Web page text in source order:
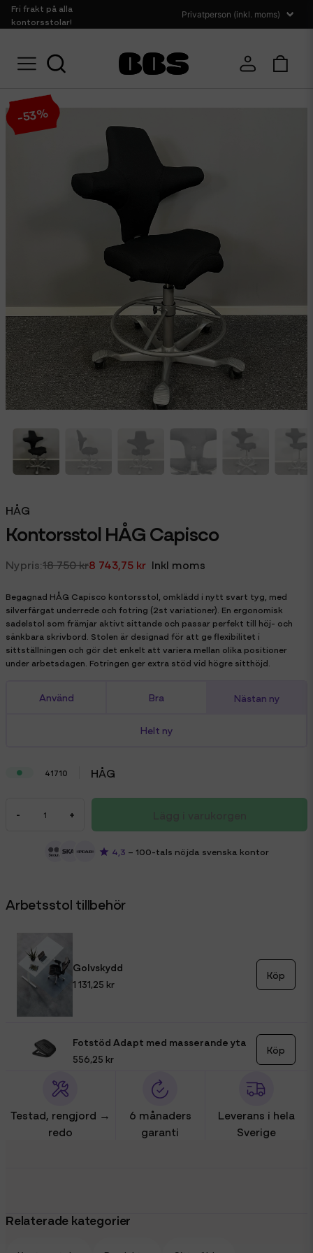
Fri frakt på alla
kontorsstolar!
Hem Sittmöbler Kontorsstolar Kontorsstol HÅG Capisco
-53%
HÅG
Kontorsstol HÅG Capisco
18 750 kr8 743,75 kr Inkl moms
Begagnad HÅG Capisco kontorsstol, omklädd i nytt svart tyg, med
silverfärgat underrede och fotring (2st variationer). En ergonomisk
sadelstol som främjar aktivt sittande och passar perfekt till höj- och
sänkbara skrivbord. Stolen är designad för att ge flexibilitet i
sittställningen och gör det enkelt att variera mellan olika positioner
under arbetsdagen. Fotringen ger extra stöd vid högre sitthöjd.
Använd Bra Nästan ny
Helt ny
41710 HÅG
- +
4,3 – 100-tals nöjda svenska kontor
Arbetsstol tillbehör
Golvskydd
1 131,25 kr
Köp
Fotstöd Adapt med masserande yta
556,25 kr
Köp
Testad, rengjord →
redo
6 månaders
garanti
Leverans i hela
Sverige
Relaterade kategorier